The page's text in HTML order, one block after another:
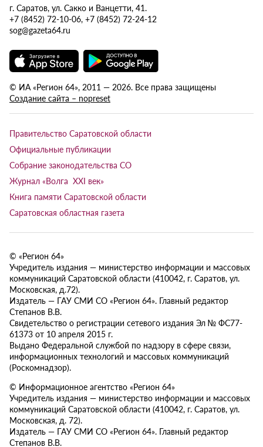
г. Саратов, ул. Сакко и Ванцетти, 41.
+7 (8452) 72-10-06, +7 (8452) 72-24-12
sog@gazeta64.ru
© ИА «Регион 64», 2011 — 2026. Все права защищены
Создание сайта – nopreset
Правительство Саратовской области
Официальные публикации
Собрание законодательства СО
Журнал «Волга XXI век»
Книга памяти Саратовской области
Саратовская областная газета
© «Регион 64»
Учредитель издания — министерство информации и массовых
коммуникаций Саратовской области (410042, г. Саратов, ул.
Московская, д.72).
Издатель — ГАУ СМИ СО «Регион 64». Главный редактор
Степанов В.В.
Свидетельство о регистрации сетевого издания Эл № ФС77-
61373 от 10 апреля 2015 г.
Выдано Федеральной службой по надзору в сфере связи,
информационных технологий и массовых коммуникаций
(Роскомнадзор).
© Информационное агентство «Регион 64»
Учредитель издания — министерство информации и массовых
коммуникаций Саратовской области (410042, г. Саратов, ул.
Московская, д. 72).
Издатель — ГАУ СМИ СО «Регион 64». Главный редактор
Степанов В.В.